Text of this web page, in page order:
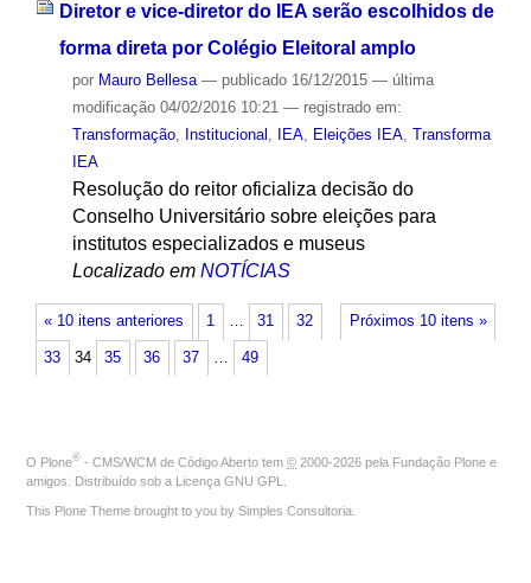
Diretor e vice-diretor do IEA serão escolhidos de
forma direta por Colégio Eleitoral amplo
por Mauro Bellesa — publicado16/12/2015 — última
modificação04/02/2016 10:21 — registrado em:
Transformação, Institucional , IEA, Eleições IEA, Transforma
IEA
Resolução do reitor oficializa decisão do
Conselho Universitário sobre eleições para
institutos especializados e museus
Localizado em NOTÍCIAS
« 10 itens anteriores Próximos 10 itens »
1 … 31 32
33 34 35 36 37 … 49
O Plone® - CMS/WCM de Código Aberto tem © 2000-2026 pela Fundação Plone e
amigos. Distribuído sob a Licença GNU GPL
This Plone Theme brought to you by Simples Consultoria